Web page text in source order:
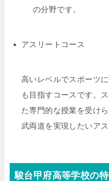
の分野です。
アスリートコース
高いレベルでスポーツ
も目指すコースです。
た専門的な授業を受け
武両道を実現したいア
駿台甲府高等学校の